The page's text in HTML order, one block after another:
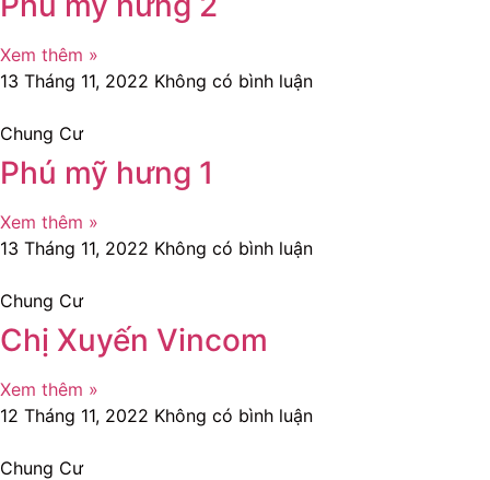
Xem thêm »
13 Tháng 11, 2022 Không có bình luận
Chung Cư
Phú mỹ hưng 1
Xem thêm »
13 Tháng 11, 2022 Không có bình luận
Chung Cư
Chị Xuyến Vincom
Xem thêm »
12 Tháng 11, 2022 Không có bình luận
Chung Cư